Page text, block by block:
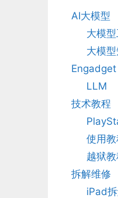
AI大模型
大模
大模
Engadget
LLM
技术教程
使用教
越狱教
拆解维修
iPad